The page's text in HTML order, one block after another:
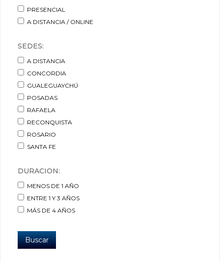
PRESENCIAL
A DISTANCIA / ONLINE
SEDES:
A DISTANCIA
CONCORDIA
GUALEGUAYCHÚ
POSADAS
RAFAELA
RECONQUISTA
ROSARIO
SANTA FE
DURACIÓN:
MENOS DE 1 AÑO
ENTRE 1 Y 3 AÑOS
MÁS DE 4 AÑOS
Buscar